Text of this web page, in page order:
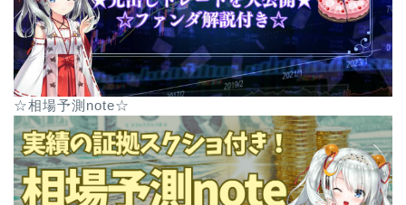
☆相場予測note☆